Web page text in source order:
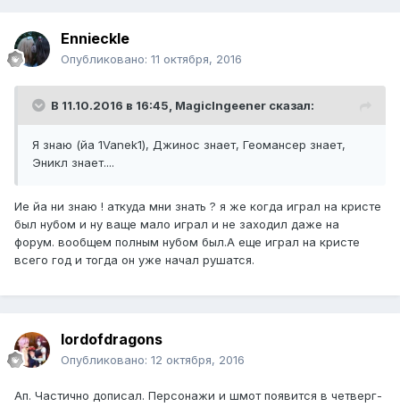
Ennieckle
Опубликовано: 11 октября, 2016
В 11.10.2016 в 16:45, MagicIngeener сказал:
Я знаю (йа 1Vanek1), Джинос знает, Геомансер знает,
Эникл знает....
Ие йа ни знаю ! аткуда мни знать ? я же когда играл на кристе
был нубом и ну ваще мало играл и не заходил даже на
форум. вообщем полным нубом был.А еще играл на кристе
всего год и тогда он уже начал рушатся.
lordofdragons
Опубликовано: 12 октября, 2016
Ап. Частично дописал. Персонажи и шмот появится в четверг-